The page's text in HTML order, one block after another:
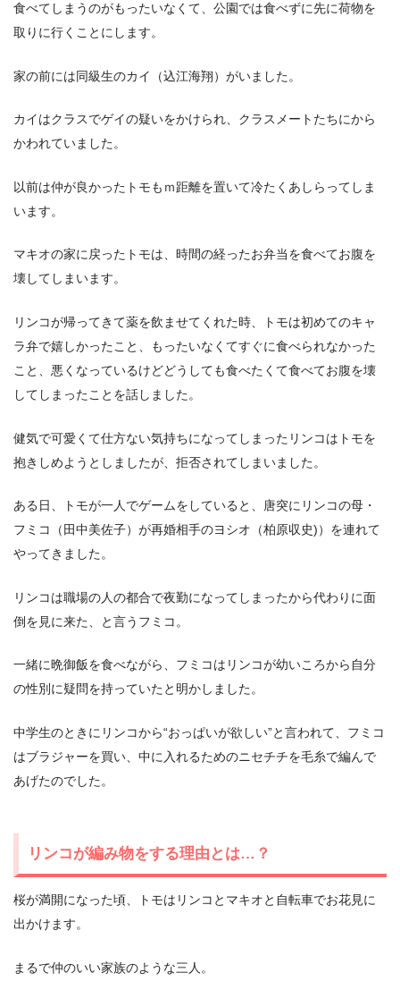
食べてしまうのがもったいなくて、公園では食べずに先に荷物を
取りに行くことにします。
家の前には同級生のカイ（込江海翔）がいました。
カイはクラスでゲイの疑いをかけられ、クラスメートたちにから
かわれていました。
以前は仲が良かったトモもｍ距離を置いて冷たくあしらってしま
います。
マキオの家に戻ったトモは、時間の経ったお弁当を食べてお腹を
壊してしまいます。
リンコが帰ってきて薬を飲ませてくれた時、トモは初めてのキャ
ラ弁で嬉しかったこと、もったいなくてすぐに食べられなかった
こと、悪くなっているけどどうしても食べたくて食べてお腹を壊
してしまったことを話しました。
健気で可愛くて仕方ない気持ちになってしまったリンコはトモを
抱きしめようとしましたが、拒否されてしまいました。
ある日、トモが一人でゲームをしていると、唐突にリンコの母・
フミコ（田中美佐子）が再婚相手のヨシオ（柏原収史)）を連れて
やってきました。
リンコは職場の人の都合で夜勤になってしまったから代わりに面
倒を見に来た、と言うフミコ。
一緒に晩御飯を食べながら、フミコはリンコが幼いころから自分
の性別に疑問を持っていたと明かしました。
中学生のときにリンコから“おっぱいが欲しい”と言われて、フミコ
はブラジャーを買い、中に入れるためのニセチチを毛糸で編んで
あげたのでした。
リンコが編み物をする理由とは…？
桜が満開になった頃、トモはリンコとマキオと自転車でお花見に
出かけます。
まるで仲のいい家族のような三人。